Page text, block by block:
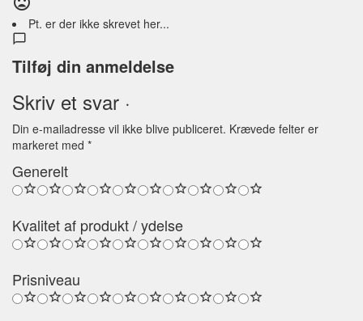
Pt. er der ikke skrevet her...
Tilføj din anmeldelse
Skriv et svar ·
Din e-mailadresse vil ikke blive publiceret. Krævede felter er
markeret med *
Generelt
Kvalitet af produkt / ydelse
Prisniveau